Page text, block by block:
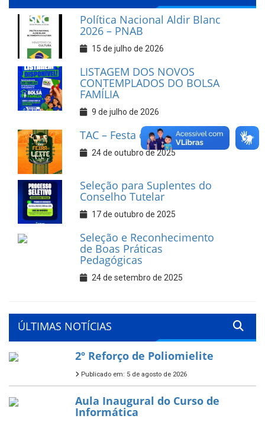
Política Nacional Aldir Blanc
2026 – PNAB
15 de julho de 2026
LISTAGEM DOS NOVOS
CONTEMPLADOS DO BOLSA
FAMÍLIA
9 de julho de 2026
TAC – Festa do Leite 2025
24 de outubro de 2025
Seleção para Suplentes do
Conselho Tutelar
17 de outubro de 2025
Seleção e Reconhecimento
de Boas Práticas
Pedagógicas
24 de setembro de 2025
ÚLTIMAS NOTÍCIAS
2º Reforço de Poliomielite
Publicado em: 5 de agosto de 2026
Aula Inaugural do Curso de
Informática